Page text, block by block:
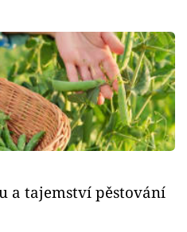
a tajemství pěstování